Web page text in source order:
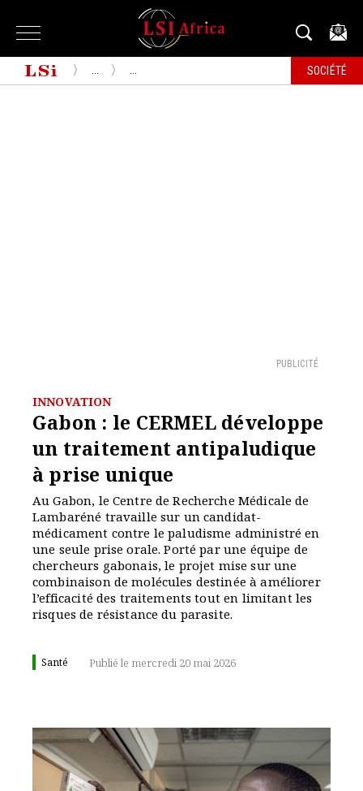
SOCIÉTÉ
PUBLICITÉ
INNOVATION
Gabon : le CERMEL développe
un traitement antipaludique
à prise unique
Au Gabon, le Centre de Recherche Médicale de
Lambaréné travaille sur un candidat-
médicament contre le paludisme administré en
une seule prise orale. Porté par une équipe de
chercheurs gabonais, le projet mise sur une
combinaison de molécules destinée à améliorer
l’efficacité des traitements tout en limitant les
risques de résistance du parasite.
Santé Publié le mercredi 20 mai 2026